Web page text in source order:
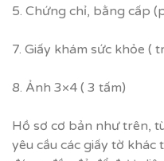
5. Chứng chỉ, bằng cấp
7. Giấy khám sức khỏe (
8. Ảnh 3×4 ( 3 tấm)
Hồ sơ cơ bản như trên,
yêu cầu các giấy tờ